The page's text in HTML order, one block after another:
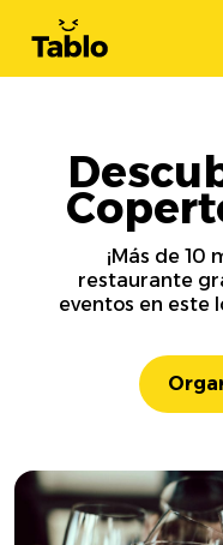
¡Más de 10
restaurante
eventos en este